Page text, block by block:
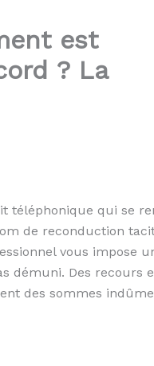
est
? La
téléphonique qui se
de reconduction
vous impose
démuni. Des recours
des sommes